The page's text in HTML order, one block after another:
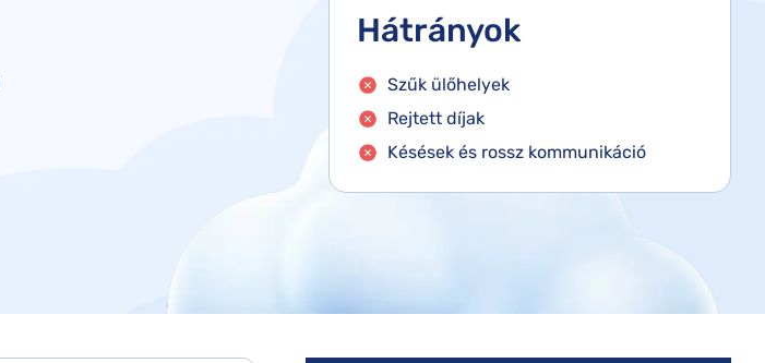
Hátrányok
Szűk ülőhelyek
Rejtett díjak
Késések és rossz kommunikáció